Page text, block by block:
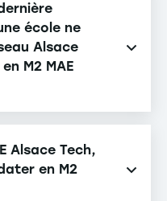
école ne
Alsace
M2 MAE
ouverte aux
des écoles du
vous pouvez tout
Cycle étudiant
Alsace Tech,
en M2